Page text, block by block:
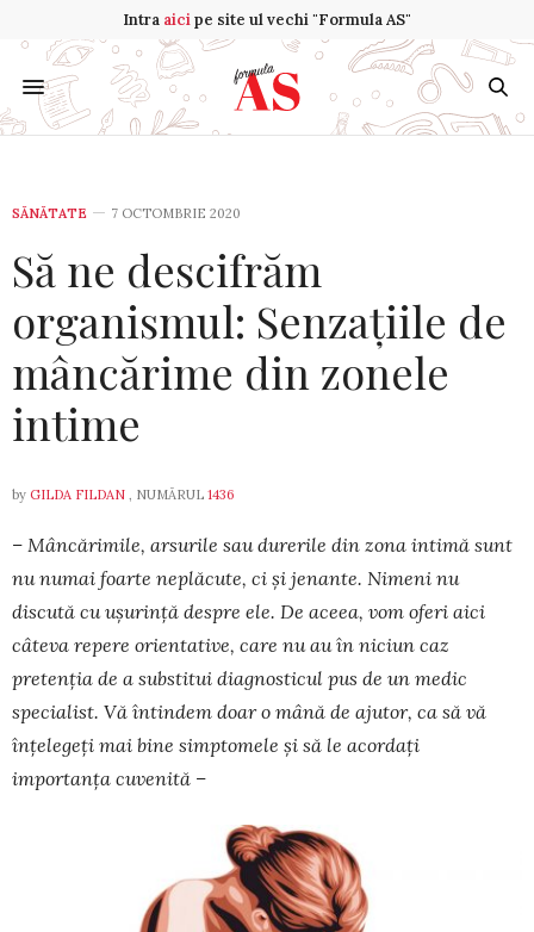
Intra aicipe site ul vechi "Formula AS"
SĂNĂTATE 7 OCTOMBRIE 2020
Să ne descifrăm
organismul: Senzațiile de
mâncărime din zonele
intime
by GILDA FILDAN , NUMĂRUL 1436
– Mâncărimile, arsurile sau durerile din zona intimă sunt
nu numai foarte neplăcute, ci și jenante. Nimeni nu
discută cu ușurință despre ele. De aceea, vom oferi aici
câteva repere orientative, care nu au în niciun caz
pretenția de a substitui diagnosticul pus de un medic
specialist. Vă întindem doar o mână de ajutor, ca să vă
înțelegeți mai bine simptomele și să le acordați
importanța cuvenită –